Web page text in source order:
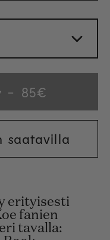
Regular
price
85€
saatavilla
erityisesti
fanien
tavalla: